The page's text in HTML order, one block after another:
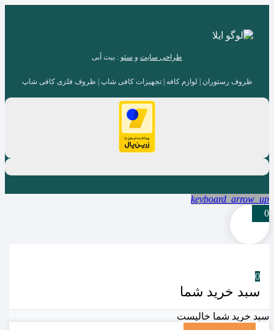
طراحی سایت و سئو : بیت آبی
ظروف رستوران | لوازم کافه | تجهیزات کافی شاپ | ظروف فلزی کافی شاپ
keyboard_arrow_up
0
0
سبد خرید شما
سبد خرید شما خالیست